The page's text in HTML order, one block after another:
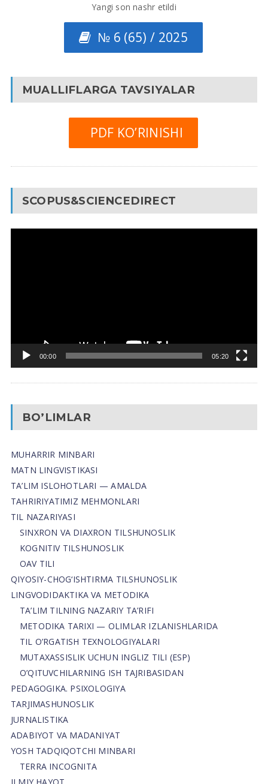
Yangi son nashr etildi
№ 6 (65) / 2025
MUALLIFLARGA TAVSIYALAR
PDF KO’RINISHI
SCOPUS&SCIENCEDIRECT
00:00 05:20
BO’LIMLAR
MUHARRIR MINBARI
MATN LINGVISTIKASI
TA’LIM ISLOHOTLARI — AMALDA
TAHRIRIYATIMIZ MEHMONLARI
TIL NAZARIYASI
SINXRON VA DIAXRON TILSHUNOSLIK
KOGNITIV TILSHUNOSLIK
OAV TILI
QIYOSIY-CHOG‘ISHTIRMA TILSHUNOSLIK
LINGVODIDAKTIKA VA METODIKA
TA’LIM TILNING NAZARIY TA’RIFI
METODIKA TARIXI — OLIMLAR IZLANISHLARIDA
TIL O’RGATISH TEXNOLOGIYALARI
MUTAXASSISLIK UCHUN INGLIZ TILI (ESP)
O’QITUVCHILARNING ISH TAJRIBASIDAN
PEDAGOGIKA. PSIXOLOGIYA
TARJIMASHUNOSLIK
JURNALISTIKA
ADABIYOT VA MADANIYAT
YOSH TADQIQOTCHI MINBARI
TERRA INCOGNITA